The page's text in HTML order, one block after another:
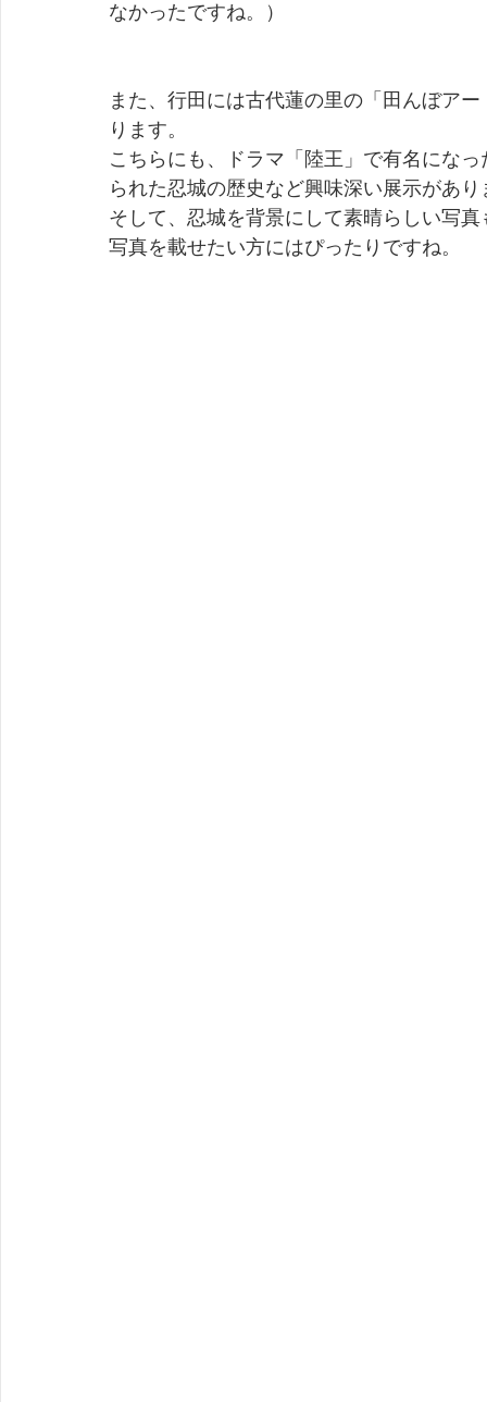
なかったですね。）
また、行田には古代蓮の里の「田んぼア
ります。
こちらにも、ドラマ「陸王」で有名にな
られた忍城の歴史など興味深い展示があり
そして、忍城を背景にして素晴らしい写
写真を載せたい方にはぴったりですね。